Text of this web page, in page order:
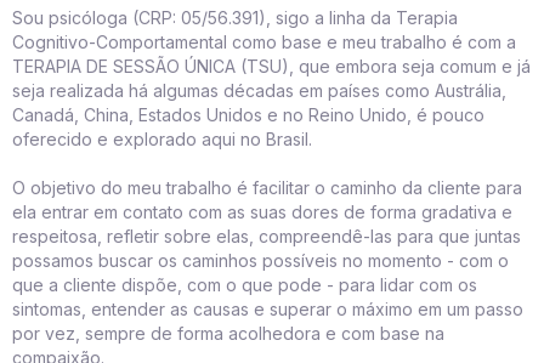
Sou psicóloga (CRP: 05/56.391), sigo a linha da Terapia
Cognitivo-Comportamental como base e meu trabalho é com a
TERAPIA DE SESSÃO ÚNICA (TSU), que embora seja comum e já
seja realizada há algumas décadas em países como Austrália,
Canadá, China, Estados Unidos e no Reino Unido, é pouco
oferecido e explorado aqui no Brasil.
O objetivo do meu trabalho é facilitar o caminho da cliente para
ela entrar em contato com as suas dores de forma gradativa e
respeitosa, refletir sobre elas, compreendê-las para que juntas
possamos buscar os caminhos possíveis no momento - com o
que a cliente dispõe, com o que pode - para lidar com os
sintomas, entender as causas e superar o máximo em um passo
por vez, sempre de forma acolhedora e com base na
compaixão.